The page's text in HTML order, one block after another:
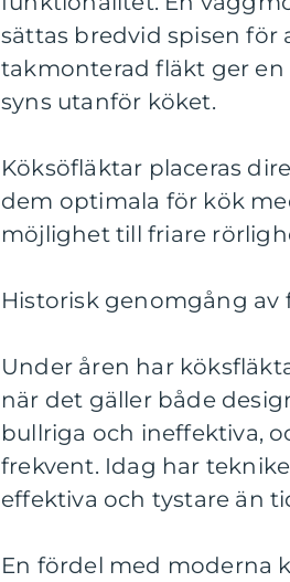
sättas bredvid spisen för
takmonterad fläkt ger
syns utanför köket.
Köksöfläktar placeras
dem optimala för kök
möjlighet till friare
Historisk genomgång
Under åren har
när det gäller både
bullriga och ineffektiva,
frekvent. Idag har
effektiva och tystare än
En fördel med moderna